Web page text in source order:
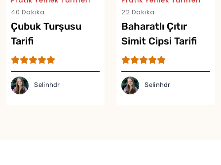
40 Dakika
Çubuk Turşusu
Tarifi
Selinhdr
22 Dakika
Baharatlı Çıtır
Simit Cipsi Tarifi
Selinhdr